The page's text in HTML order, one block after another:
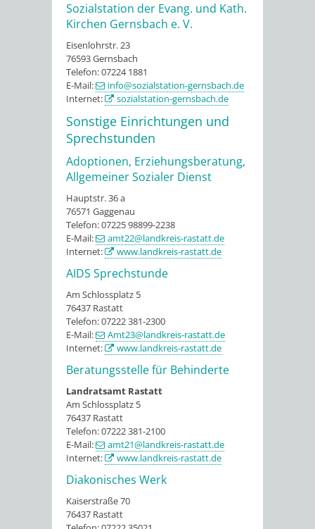
Sozialstation der Evang. und Kath.
Kirchen Gernsbach e. V.
Eisenlohrstr. 23
76593 Gernsbach
Telefon: 07224 1881
E-Mail:
info@sozialstation-gernsbach.de
Internet:
sozialstation-gernsbach.de
Sonstige Einrichtungen und
Sprechstunden
Adoptionen, Erziehungsberatung,
Allgemeiner Sozialer Dienst
Hauptstr. 36 a
76571 Gaggenau
Telefon: 07225 98899-2238
E-Mail:
amt22@landkreis-rastatt.de
Internet:
www.landkreis-rastatt.de
AIDS Sprechstunde
Am Schlossplatz 5
76437 Rastatt
Telefon: 07222 381-2300
E-Mail:
Amt23@landkreis-rastatt.de
Internet:
www.landkreis-rastatt.de
Beratungsstelle für Behinderte
Landratsamt Rastatt
Am Schlossplatz 5
76437 Rastatt
Telefon: 07222 381-2100
E-Mail:
amt21@landkreis-rastatt.de
Internet:
www.landkreis-rastatt.de
Diakonisches Werk
Kaiserstraße 70
76437 Rastatt